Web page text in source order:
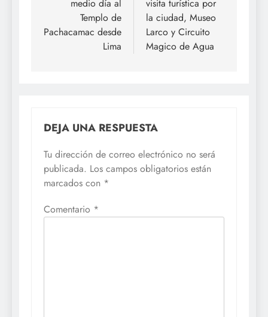
entradas
medio día al
Templo de
Pachacamac desde
Lima
visita turística por
la ciudad, Museo
Larco y Circuito
Magico de Agua
DEJA UNA RESPUESTA
Tu dirección de correo electrónico no será
publicada. Los campos obligatorios están
marcados con *
Comentario *